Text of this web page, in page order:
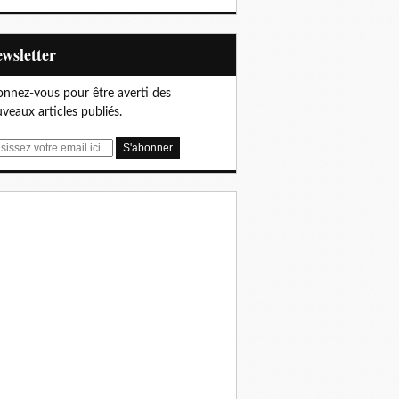
vous pour être averti des
articles publiés.